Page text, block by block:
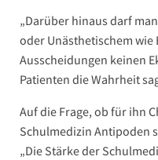
„Darüber hinaus darf
oder Unästhetischem wie
Ausscheidungen keinen
Patienten die Wahrheit
Auf die Frage, ob für ihn
Schulmedizin Antipoden
„Die Stärke der